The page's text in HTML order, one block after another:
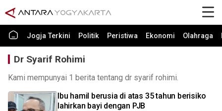
Jogja Terkini Politik Peristiwa Ekonomi Olahraga
Dr Syarif Rohimi
Kami mempunyai 1 berita tentang dr syarif rohimi.
Ibu hamil berusia di atas 35 tahun berisiko
lahirkan bayi dengan PJB